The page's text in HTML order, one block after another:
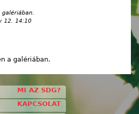
galériában.
12. 14:10
a galériában.
MI AZ SDG?
KAPCSOLAT